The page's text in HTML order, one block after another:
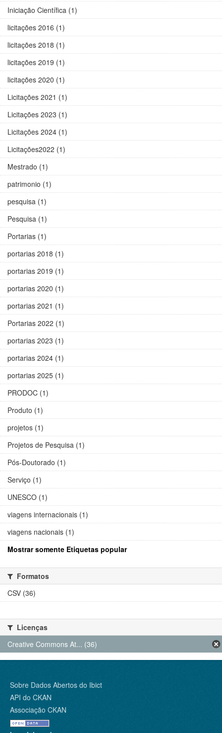
Iniciação Científica (1)
licitações 2016 (1)
licitações 2018 (1)
licitações 2019 (1)
licitações 2020 (1)
Licitações 2021 (1)
Licitações 2023 (1)
Licitações 2024 (1)
Licitações2022 (1)
Mestrado (1)
patrimonio (1)
pesquisa (1)
Pesquisa (1)
Portarias (1)
portarias 2018 (1)
portarias 2019 (1)
portarias 2020 (1)
portarias 2021 (1)
Portarias 2022 (1)
portarias 2023 (1)
portarias 2024 (1)
portarias 2025 (1)
PRODOC (1)
Produto (1)
projetos (1)
Projetos de Pesquisa (1)
Pós-Doutorado (1)
Serviço (1)
UNESCO (1)
viagens internacionais (1)
viagens nacionais (1)
Mostrar somente Etiquetas popular
Formatos
CSV (36)
Licenças
Creative Commons At... (36)
Sobre Dados Abertos do Ibict
API do CKAN
Associação CKAN